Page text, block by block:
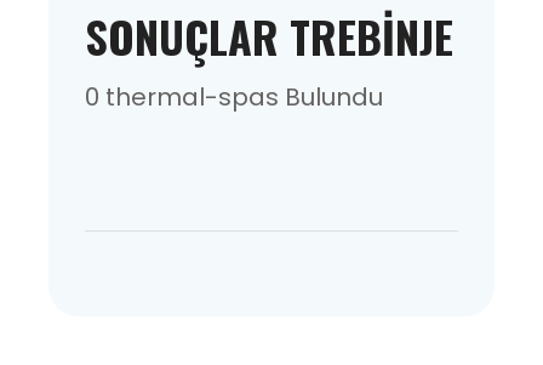
SONUÇLAR TREBINJE
0 thermal-spas Bulundu